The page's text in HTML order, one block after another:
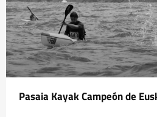
Pasaia Kayak Campeón de